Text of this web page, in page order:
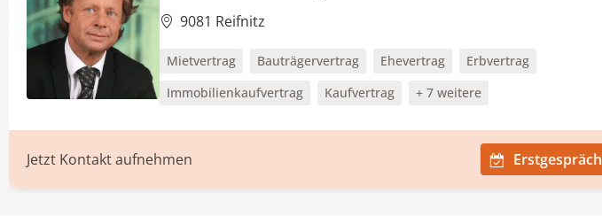
9081 Reifnitz
Mietvertrag Bauträgervertrag Ehevertrag
Erbvertrag
Immobilienkaufvertrag
Kaufvertrag + 7 weitere
Jetzt Kontakt aufnehmen Erstgespräch